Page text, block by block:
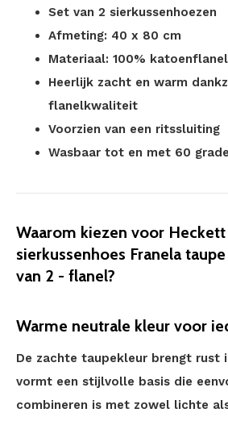
Set van 2 sierkussenhoezen
Afmeting: 40 x 80 cm
Materiaal: 100% katoenflanel
Heerlijk zacht en warm
flanelkwaliteit
Voorzien van een ritssluiting
Wasbaar tot en met 60
Waarom kiezen voor Heckett
sierkussenhoes Franela
van 2 - flanel?
Warme neutrale kleur voor
De zachte taupekleur brengt rust
vormt een stijlvolle basis die
combineren is met zowel lichte